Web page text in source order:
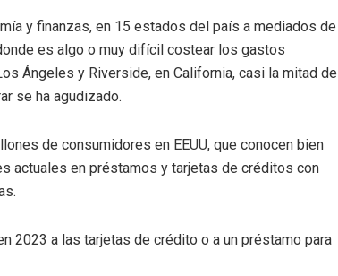
y finanzas, en 15 estados del país a mediados de
es algo o muy difícil costear los gastos
Ángeles y Riverside, en California, casi la mitad de
se ha agudizado.
de consumidores en EEUU, que conocen bien
actuales en préstamos y tarjetas de créditos con
2023 a las tarjetas de crédito o a un préstamo para